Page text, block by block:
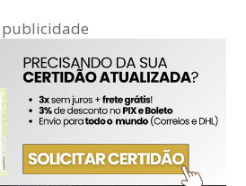
publicidade